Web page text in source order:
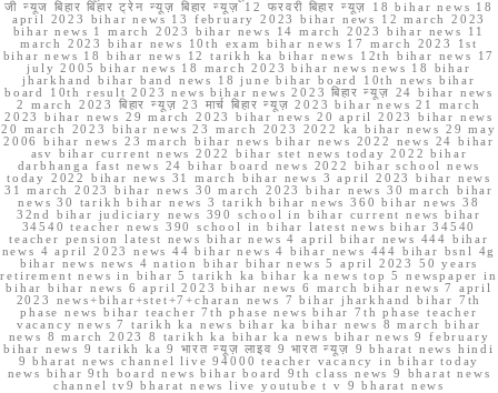
जी न्यूज बिहार बिहार ट्रेन न्यूज़ बिहार न्यूज़ 12 फरवरी बिहार न्यूज़ 18 bihar news 18
april 2023 bihar news 13 february 2023 bihar news 12 march 2023
bihar news 1 march 2023 bihar news 14 march 2023 bihar news 11
march 2023 bihar news 10th exam bihar news 17 march 2023 1st
bihar news 18 bihar news 12 tarikh ka bihar news 12th bihar news 17
july 2005 bihar news 18 march 2023 bihar news news 18 bihar
jharkhand bihar band news 18 june bihar board 10th news bihar
board 10th result 2023 news bihar news 2023 बिहार न्यूज़ 24 bihar news
2 march 2023 बिहार न्यूज़ 23 मार्च बिहार न्यूज़ 2023 bihar news 21 march
2023 bihar news 29 march 2023 bihar news 20 april 2023 bihar news
20 march 2023 bihar news 23 march 2023 2022 ka bihar news 29 may
2006 bihar news 23 march bihar news bihar news 2022 news 24 bihar
asv bihar current news 2022 bihar stet news today 2022 bihar
darbhanga fast news 24 bihar board news 2022 bihar school news
today 2022 bihar news 31 march bihar news 3 april 2023 bihar news
31 march 2023 bihar news 30 march 2023 bihar news 30 march bihar
news 30 tarikh bihar news 3 tarikh bihar news 360 bihar news 38
32nd bihar judiciary news 390 school in bihar current news bihar
34540 teacher news 390 school in bihar latest news bihar 34540
teacher pension latest news bihar news 4 april bihar news 444 bihar
news 4 april 2023 news 44 bihar news 4 bihar news 444 bihar bsnl 4g
bihar news news 4 nation bihar bihar news 5 april 2023 50 years
retirement news in bihar 5 tarikh ka bihar ka news top 5 newspaper in
bihar bihar news 6 april 2023 bihar news 6 march bihar news 7 april
2023 news+bihar+stet+7+charan news 7 bihar jharkhand bihar 7th
phase news bihar teacher 7th phase news bihar 7th phase teacher
vacancy news 7 tarikh ka news bihar ka bihar news 8 march bihar
news 8 march 2023 8 tarikh ka bihar ka news bihar news 9 february
bihar news 9 tarikh ka 9 भारत न्यूज़ लाइव 9 भारत न्यूज़ 9 bharat news hindi
9 bharat news channel live 94000 teacher vacancy in bihar today
news bihar 9th board news bihar board 9th class news 9 bharat news
channel tv9 bharat news live youtube t v 9 bharat news